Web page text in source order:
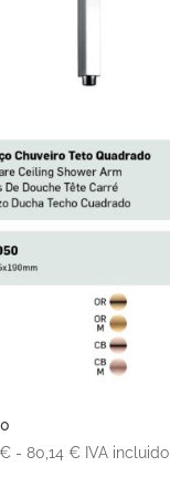
€ - 80,14€Rango
IVA incluido